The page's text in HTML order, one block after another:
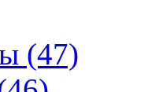
(47)